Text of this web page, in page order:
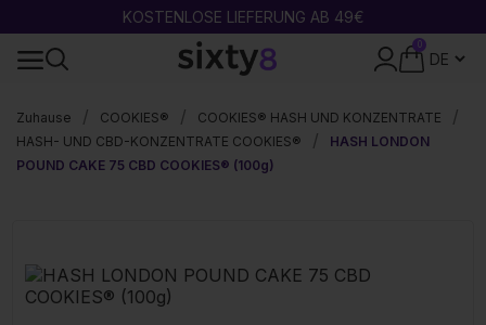
KOSTENLOSE LIEFERUNG AB 49€
0
Zuhause
COOKIES®
COOKIES® HASH UND KONZENTRATE
HASH- UND CBD-KONZENTRATE COOKIES®
HASH LONDON
POUND CAKE 75 CBD COOKIES® (100g)